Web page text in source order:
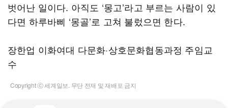
벗어난 일이다. 아직도 ‘몽고’라고 부르는 사람이 있
다면 하루바삐 ‘몽골’로 고쳐 불렀으면 한다.
장한업 이화여대 다문화·상호문화협동과정 주임교
수
Copyright ⓒ 세계일보. 무단 전재 및 재배포 금지